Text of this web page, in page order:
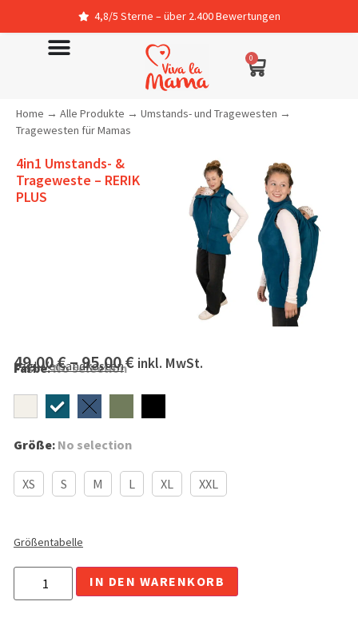
4,8/5 Sterne – über 2.400 Bewertungen
0
Home → Alle Produkte → Umstands- und Tragewesten →
Tragewesten für Mamas
4in1 Umstands- &
Trageweste – RERIK
PLUS
49,00€–95,00€ inkl. MwSt.
zzgl.Versandkosten
Größe: No selection
XS S M L XL XXL
Größentabelle
Farbe:No selection
IN DEN WARENKORB